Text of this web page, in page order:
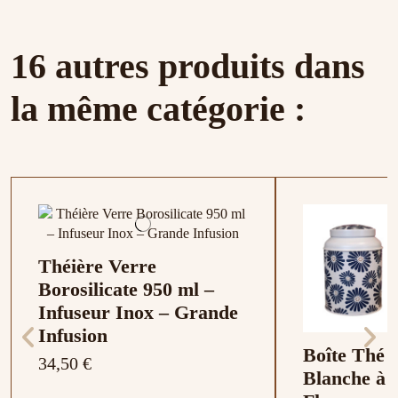
16 autres produits dans
la même catégorie :
Théière Verre
Borosilicate 950 ml –
Infuseur Inox – Grande
Infusion
34,50 €
Boîte Thé
Blanche à